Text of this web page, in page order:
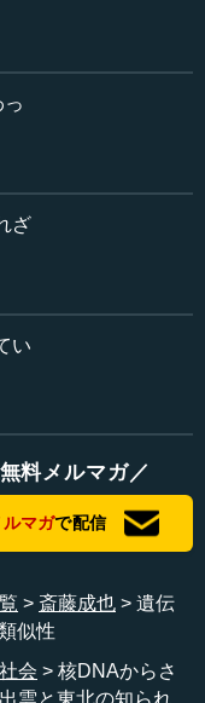
化学研究所の調
のいろいろな地域
究所が行っていま
関東、信越、中
りません。そうい
方、山陰地方なの
研究所が日本人
しましたわれわれ
は本土クラスタと
縄の人たちは明瞭
ちが示したものと
は当然ながら図の
。九州の人たちと...
ざ
い
料メルマガ／
マガで配信
斎藤成也
遺伝
似性
会
核DNAからさ